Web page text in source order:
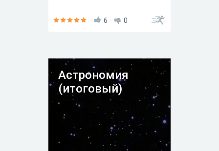
вниманию предлагается
6 0
Астрономия
(итоговый)